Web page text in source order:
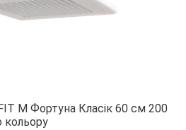
M Фортуна Класік 60 см 200
кольору